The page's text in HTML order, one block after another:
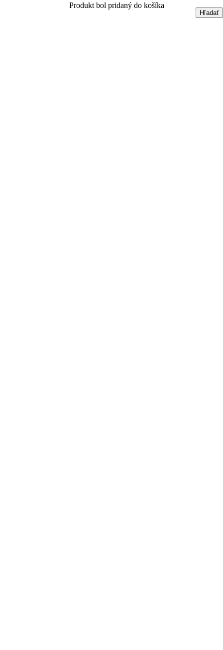
Produkt bol pridaný do košíka